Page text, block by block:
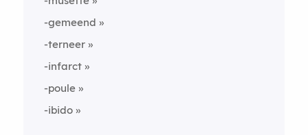
-gemeend
-terneer
-infarct
-poule
-ibido